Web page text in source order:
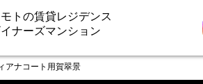
トの賃貸レジデンス
ナーズマンション
アナコート用賀翠景